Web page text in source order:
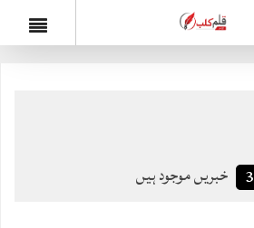
3 خبریں موجود ہیں